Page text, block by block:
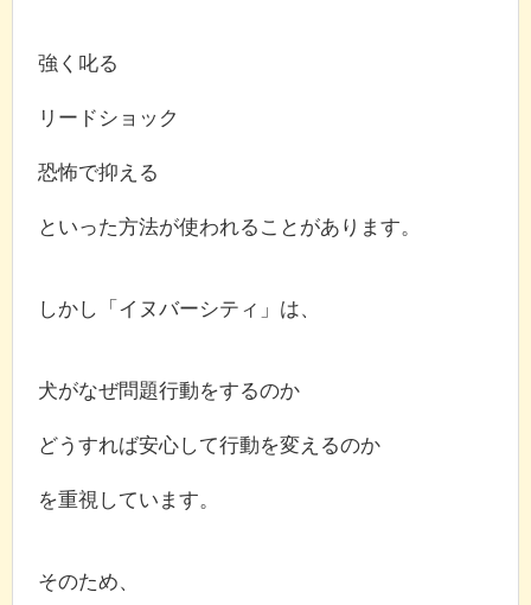
強く叱る
リードショック
恐怖で抑える
といった方法が使われることがあります。
しかし「イヌバーシティ」は、
犬がなぜ問題行動をするのか
どうすれば安心して行動を変えるのか
を重視しています。
そのため、